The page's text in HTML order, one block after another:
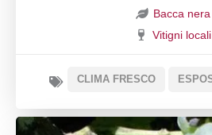
Bacca nera
Vitigni locali
CLIMA FRESCO